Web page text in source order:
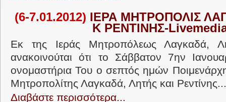
(6-7.01.2012) ΙΕΡΑ ΜΗΤΡΟΠΟΛΙΣ
Κ ΡΕΝΤΙΝΗΣ-
Εκ της Ιεράς Μητροπόλεως Λαγκαδά,
ανακοινούται ότι το Σάββατον 7ην
ονομαστήρια Του ο σεπτός ημών
Μητροπολίτης Λαγκαδά, Λητής και Ρεντίνης...
Διαβάστε περισσότερα...